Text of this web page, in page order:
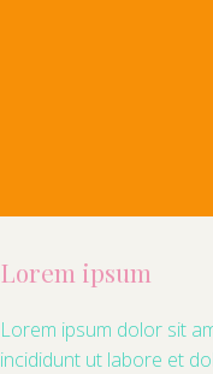
Lorem ipsum
Lorem ipsum dolor sit
incididunt ut labore et